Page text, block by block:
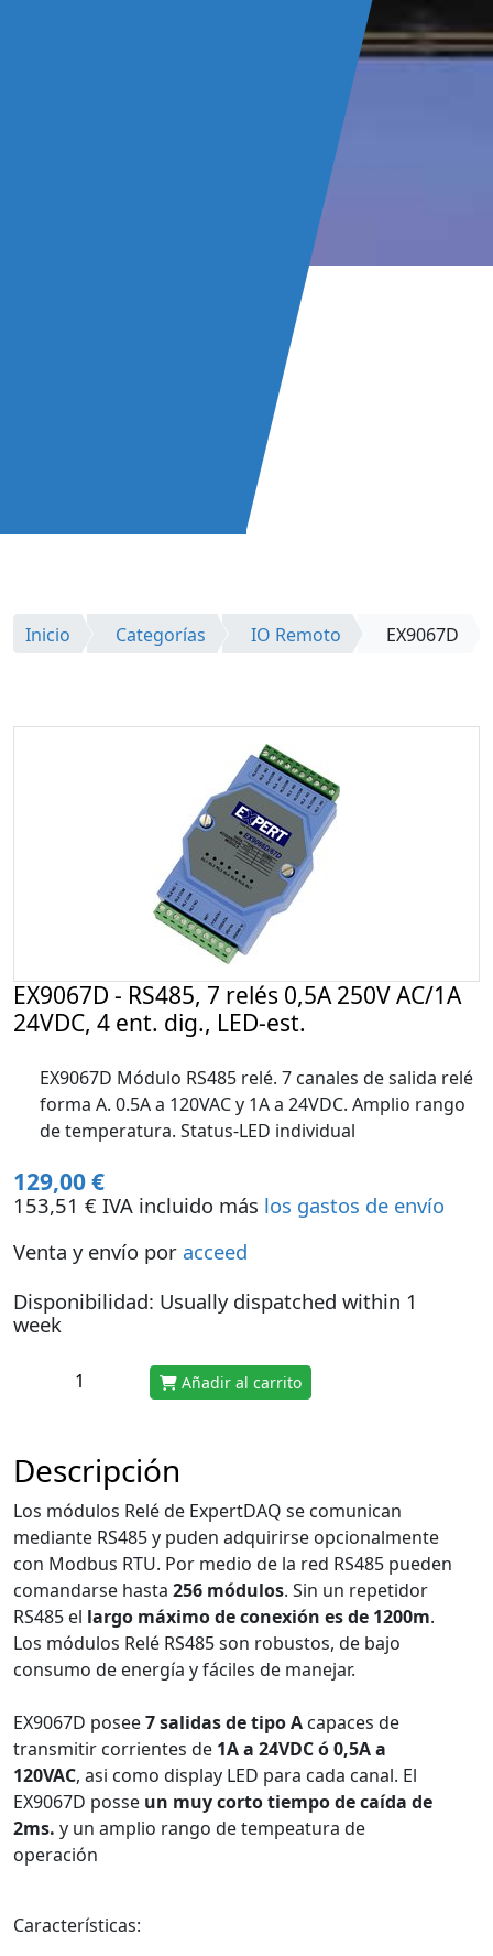
Inicio Categorías IO Remoto EX9067D
EX9067D - RS485, 7 relés 0,5A 250V AC/1A
24VDC, 4 ent. dig., LED-est.
EX9067D Módulo RS485 relé. 7 canales de salida relé
forma A. 0.5A a 120VAC y 1A a 24VDC. Amplio rango
de temperatura. Status-LED individual
129,00 €
153,51 € IVA incluido más los gastos de envío
Venta y envío por acceed
Disponibilidad: Usually dispatched within 1
week
Añadir al carrito
Descripción
Los módulos Relé de ExpertDAQ se comunican
mediante RS485 y puden adquirirse opcionalmente
con Modbus RTU. Por medio de la red RS485 pueden
comandarse hasta 256 módulos. Sin un repetidor
RS485 el largo máximo de conexión es de 1200m.
Los módulos Relé RS485 son robustos, de bajo
consumo de energía y fáciles de manejar.
EX9067D posee7 salidas de tipo A capaces de
transmitir corrientes de 1A a 24VDC ó 0,5A a
120VAC, asi como display LED para cada canal. El
EX9067D posse un muy corto tiempo de caída de
2ms. y un amplio rango de tempeatura de
operación
Características: